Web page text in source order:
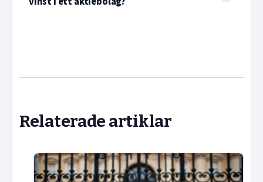
Relaterade artiklar